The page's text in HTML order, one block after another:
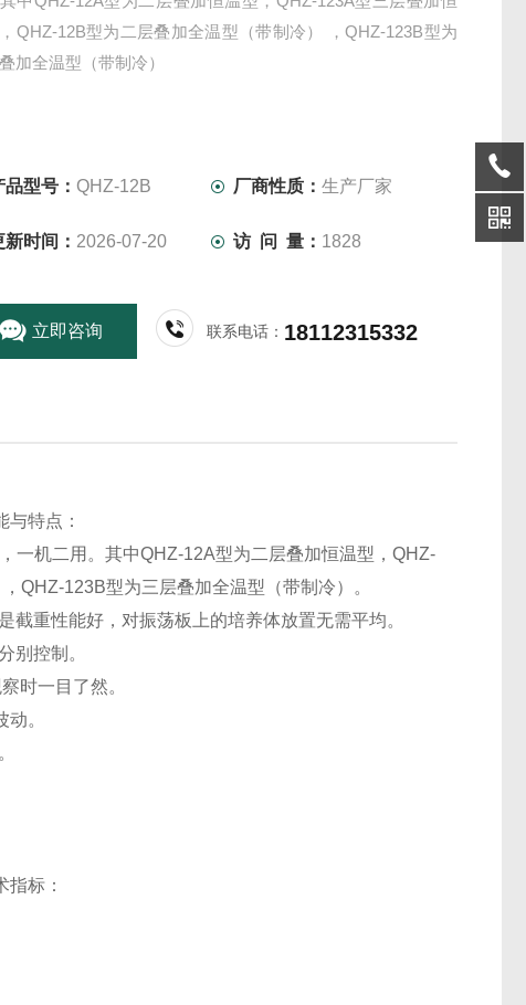
QHZ-12B型为二层叠加全温型（带制冷） ，QHZ-123B型为
加全温型（带制冷）
品型号： QHZ-12B 厂商性质：生产厂家
新时间： 2026-07-20 访 问 量： 1828
立即咨询 联系电话： 18112315332
与特点：
一机二用。其中QHZ-12A型为二层叠加恒温型，QHZ-
QHZ-123B型为三层叠加全温型（带制冷）。
重性能好，对振荡板上的培养体放置无需平均。
别控制。
时一目了然。
。
指标：